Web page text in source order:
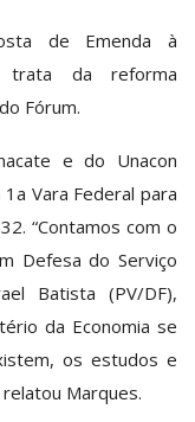
de Emenda à
trata da reforma
Fórum.
e do Unacon
1a Vara Federal para
“Contamos com o
Defesa do Serviço
Batista (PV/DF),
da Economia se
os estudos e
Marques.